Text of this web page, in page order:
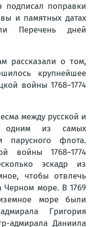
подписал поправки
и памятных датах
Перечень дней
рассказали о том,
крупнейшее
войны 1768–1774
между русской и
одним из самых
парусного флота.
войны 1768–1774
эскадр из
чтобы отвлечь
Черном море. В 1769
море были
Григория
адмирала Даниила